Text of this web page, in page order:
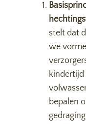
stelt dat
we
kindertijd
bepalen